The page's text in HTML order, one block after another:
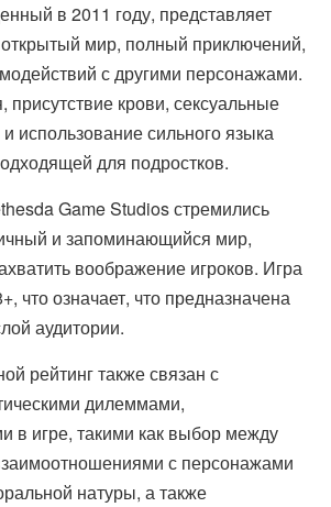
в 2011 году, представляет
мир, полный приключений,
с другими персонажами.
присутствие крови, сексуальные
использование сильного языка
для подростков.
Game Studios стремились
и запоминающийся мир,
воображение игроков. Игра
что означает, что предназначена
аудитории.
рейтинг также связан с
дилеммами,
в игре, такими как выбор между
с персонажами
натуры, а также